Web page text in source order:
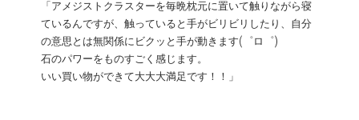
「アメジストクラスターを毎晩枕元に置いて触りながら寝
ているんですが、触っていると手がビリビリしたり、自分
の意思とは無関係にビクッと手が動きます(゜ロ゜)
石のパワーをものすごく感じます。
いい買い物ができて大大大満足です！！」